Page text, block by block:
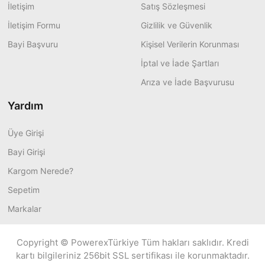
İletişim
İletişim Formu
Bayi Başvuru
Satış Sözleşmesi
Gizlilik ve Güvenlik
Kişisel Verilerin Korunması
İptal ve İade Şartları
Arıza ve İade Başvurusu
Yardım
Üye Girişi
Bayi Girişi
Kargom Nerede?
Sepetim
Markalar
Copyright © PowerexTürkiye Tüm hakları saklıdır. Kredi
kartı bilgileriniz 256bit SSL sertifikası ile korunmaktadır.